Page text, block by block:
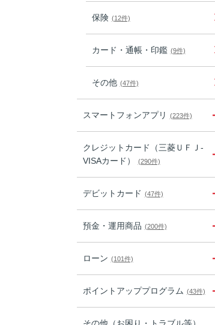
保険 (12件)
カード・通帳・印鑑 (9件)
その他 (47件)
スマートフォンアプリ (223件)
クレジットカード（三菱ＵＦＪ-
VISAカード）
(290件)
デビットカード (47件)
預金・運用商品 (200件)
ローン (101件)
ポイントアッププログラム (43件)